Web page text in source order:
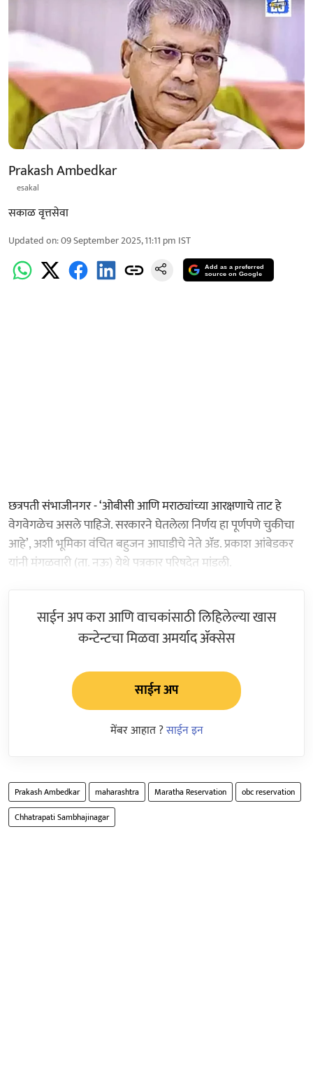
Prakash Ambedkar
esakal
सकाळ वृत्तसेवा
Updated on:09 September 2025, 11:11 pm IST
Add as a preferred
source on Google
छत्रपती संभाजीनगर - ‘ओबीसी आणि मराठ्यांच्या आरक्षणाचे ताट हे
वेगवेगळेच असले पाहिजे. सरकारने घेतलेला निर्णय हा पूर्णपणे चुकीचा
आहे’, अशी भूमिका वंचित बहुजन आघाडीचे नेते ॲड. प्रकाश आंबेडकर
यांनी मंगळवारी (ता. नऊ) येथे पत्रकार परिषदेत मांडली.
साईन अप करा आणि वाचकांसाठी लिहिलेल्या खास
कन्टेन्टचा मिळवा अमर्याद ॲक्सेस
साईन अप
मेंबर आहात ?साईन इन
Prakash Ambedkar maharashtra Maratha Reservation
obc reservation
Chhatrapati Sambhajinagar